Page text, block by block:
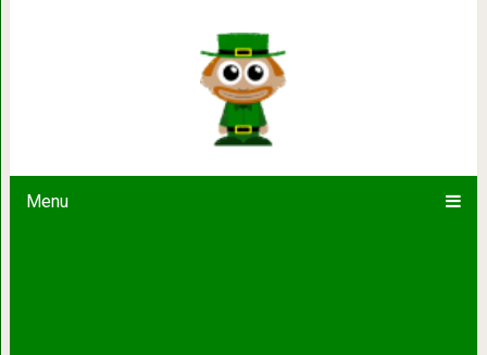
Menu
Вот почему с Овнами можно